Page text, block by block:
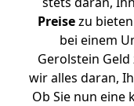
Preisezu
bei einem
Gerolstein
wir alles daran,
Ob Sie nun eine